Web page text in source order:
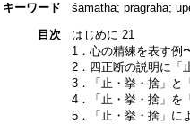
キーワード
śamatha; pragraha;
目次
はじめに 21
1．心の精練を表す例
2．四正断の説明に「
3．「止・挙・捨」と
4．「止・挙・捨」を
5．「止・挙・捨」に